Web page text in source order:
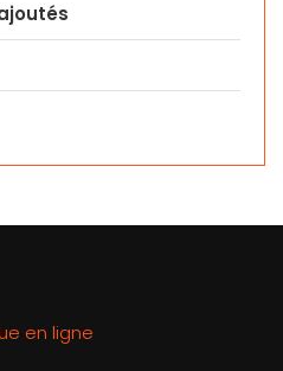
en ligne